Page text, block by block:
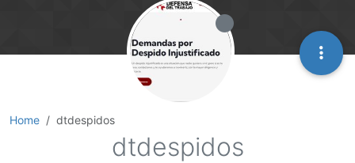
Home dtdespidos
dtdespidos